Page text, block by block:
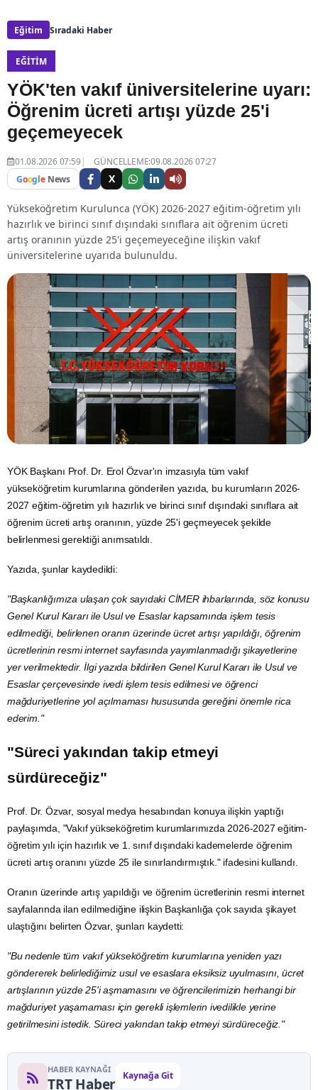
Eğitim Sıradaki Haber
EĞITIM
YÖK'ten vakıf üniversitelerine uyarı:
Öğrenim ücreti artışı yüzde 25'i
geçemeyecek
01.08.2026 07:59
GÜNCELLEME:09.08.2026 07:27
Google News X
Yükseköğretim Kurulunca (YÖK) 2026-2027 eğitim-öğretim yılı
hazırlık ve birinci sınıf dışındaki sınıflara ait öğrenim ücreti
artış oranının yüzde 25'i geçemeyeceğine ilişkin vakıf
üniversitelerine uyarıda bulunuldu.
YÖKBaşkanı Prof. Dr. Erol Özvar'ın imzasıyla tüm vakıf
yükseköğretim kurumlarına gönderilen yazıda, bu kurumların 2026-
2027 eğitim-öğretim yılı hazırlık ve birinci sınıf dışındaki sınıflara ait
öğrenim ücreti artış oranının, yüzde 25'i geçmeyecek şekilde
belirlenmesi gerektiği anımsatıldı.
Yazıda, şunlar kaydedildi:
"Başkanlığımıza ulaşan çok sayıdakiCİMERihbarlarında, söz konusu
Genel Kurul Kararı ile Usul ve Esaslar kapsamında işlem tesis
edilmediği, belirlenen oranın üzerinde ücret artışı yapıldığı, öğrenim
ücretlerinin resmi internet sayfasında yayımlanmadığı şikayetlerine
yer verilmektedir. İlgi yazıda bildirilen Genel Kurul Kararı ile Usul ve
Esaslar çerçevesinde ivedi işlem tesis edilmesi ve öğrenci
mağduriyetlerine yol açılmaması hususunda gereğini önemle rica
ederim."
"Süreci yakından takip etmeyi
sürdüreceğiz"
Prof. Dr. Özvar, sosyal medya hesabından konuya ilişkin yaptığı
paylaşımda, "Vakıf yükseköğretim kurumlarımızda 2026-2027 eğitim-
öğretim yılı için hazırlık ve 1. sınıf dışındaki kademelerde öğrenim
ücreti artış oranını yüzde 25 ile sınırlandırmıştık." ifadesini kullandı.
Oranın üzerinde artış yapıldığı ve öğrenim ücretlerinin resmi internet
sayfalarında ilan edilmediğine ilişkin Başkanlığa çok sayıda şikayet
ulaştığını belirten Özvar, şunları kaydetti:
"Bu nedenle tüm vakıf yükseköğretim kurumlarına yeniden yazı
göndererek belirlediğimiz usul ve esaslara eksiksiz uyulmasını, ücret
artışlarının yüzde 25'i aşmamasını ve öğrencilerimizin herhangi bir
mağduriyet yaşamaması için gerekli işlemlerin ivedilikle yerine
getirilmesini istedik. Süreci yakından takip etmeyi sürdüreceğiz."
HABER KAYNAĞI
TRT Haber Kaynağa Git